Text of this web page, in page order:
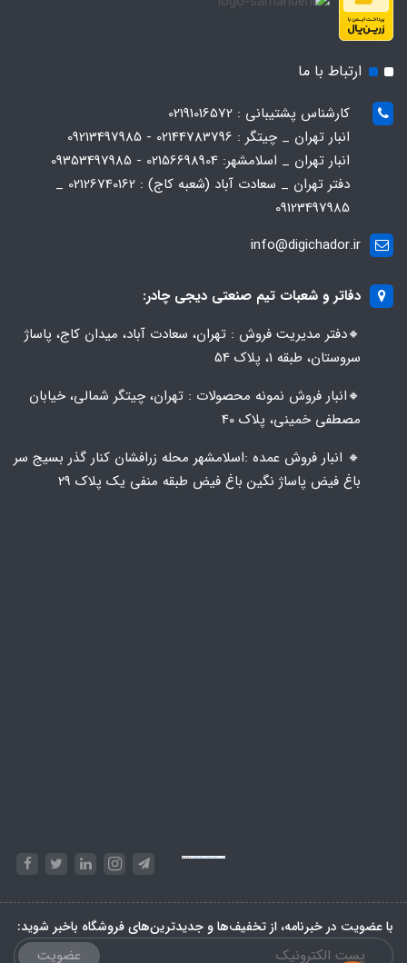
ارتباط با ما
کارشناس پشتیبانی : 02191016572
انبار تهران _ چیتگر : 02144783796 - 09213497985
انبار تهران _ اسلامشهر: 02156698904 - 09353497985
دفتر تهران _ سعادت آباد (شعبه کاج) : 02126740162 _
09123497985
info@digichador.ir
دفاتر و شعبات تیم صنعتی دیجی چادر:
🔸️​​دفتر مدیریت فروش : تهران، سعادت آباد، میدان کاج، پاساژ
سروستان، طبقه 1، پلاک 54
🔸️​​انبار فروش نمونه محصولات : تهران، چیتگر شمالی، خیابان
مصطفی خمینی، پلاک 40
🔸️ انبار فروش عمده :اسلامشهر محله زرافشان کنار گذر بسیج سر
باغ فیض پاساژ نگین باغ فیض طبقه منفی یک پلاک ۲۹
Powered by Embed Google Maps & Phase 10 rules
با عضویت در خبرنامه، از تخفیف‌ها و جدیدترین‌های فروشگاه باخبر شوید:
عضویت